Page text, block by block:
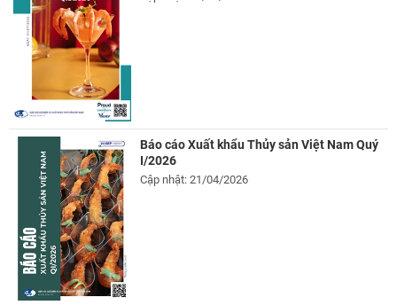
Báo cáo Xuất khẩu Thủy sản Việt Nam Quý
I/2026
Cập nhật: 21/04/2026